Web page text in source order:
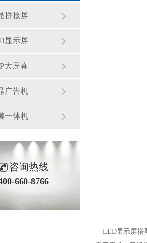
LED显示屏搭
拼接屏
显示屏
大屏幕
广告机
一体机
咨询热线
660-8766